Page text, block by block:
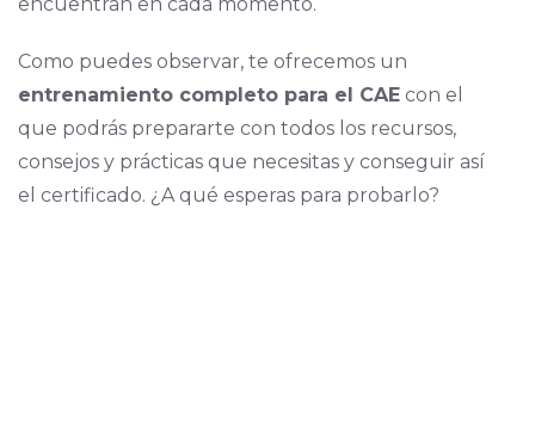
Como puedes observar, te ofrecemos un
entrenamiento completo para el CAEcon el
que podrás prepararte con todos los recursos,
consejos y prácticas que necesitas y conseguir así
el certificado. ¿A qué esperas para probarlo?